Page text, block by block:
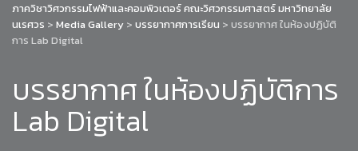
ภาควิชาวิศวกรรมไฟฟ้าและคอมพิวเตอร์ คณะวิศวกรรมศาสตร์ มหาวิทยาลัย
นเรศวร > Media Gallery > บรรยากาศการเรียน > บรรยากาศ ในห้องปฏิบัติ
การ Lab Digital
บรรยากาศ ในห้องปฏิบัติการ
Lab Digital